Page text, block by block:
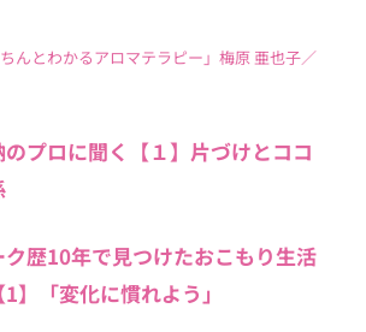
ちんとわかるアロマテラピー」梅原 亜也子／
プロに聞く【１】片づけとココ
歴10年で見つけたおこもり生活
】「変化に慣れよう」